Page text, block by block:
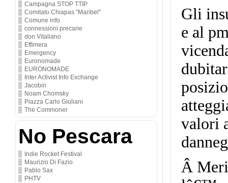
Campagna STOP TTIP
Comitato Chiapas "Maribel"
Comune info
connessioni precarie
don Vitaliano
Effimera
Emergency
Euronomade
EURONOMADE
Inter Activist Info Exchange
Jacobin
Noam Chomsky
Piazza Carlo Giuliani
The Commoner
No Pescara
Indie Rocket Festival
Maurizio Di Fazio
Pablo Sax
PHTV
Gli
e al
valori
Â